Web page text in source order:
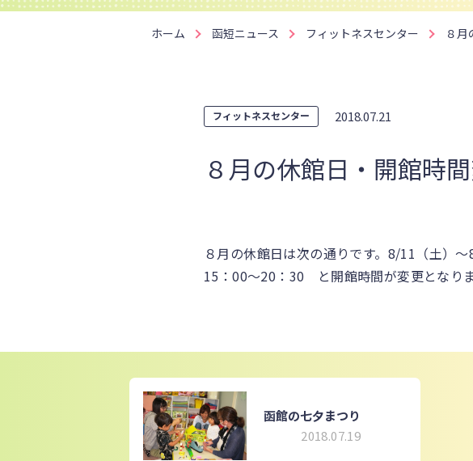
ホーム 函短ニュース フィットネスセンター ８
フィットネスセンター 2018.07.21
８月の休館日・開館時
８月の休館日は次の通りです。8/11（土
15：00～20：30 と開館時間が変更となり
函館の七夕まつり
2018.07.19